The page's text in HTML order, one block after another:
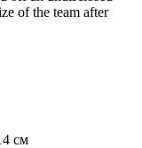
of the team after
см